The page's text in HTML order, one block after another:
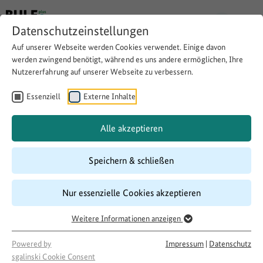
Datenschutzeinstellungen
Auf unserer Webseite werden Cookies verwendet. Einige davon
werden zwingend benötigt, während es uns andere ermöglichen, Ihre
Nutzererfahrung auf unserer Webseite zu verbessern.
Essenziell Externe Inhalte
Alle akzeptieren
Speichern & schließen
Nur essenzielle Cookies akzeptieren
Weitere Informationen anzeigen
Powered by
sgalinski Cookie Consent
Impressum | Datenschutz
Integration durch die Arbeit in
der Kreativwerkstatt
Download Copy link
06/2017–05/2018
500 LandInitiativen
Projektakteur